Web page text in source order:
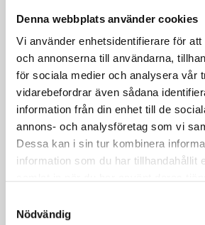
Denna webbplats använder cookies
Vi använder enhetsidentifierare för
och annonserna till användarna,
för sociala medier och analysera vår
vidarebefordrar även sådana
information från din enhet till de
annons- och analysföretag som vi
Dessa kan i sin tur kombinera
information som du har tillhandahållit
Nödvändig
Päronfil 2,7%
1000g